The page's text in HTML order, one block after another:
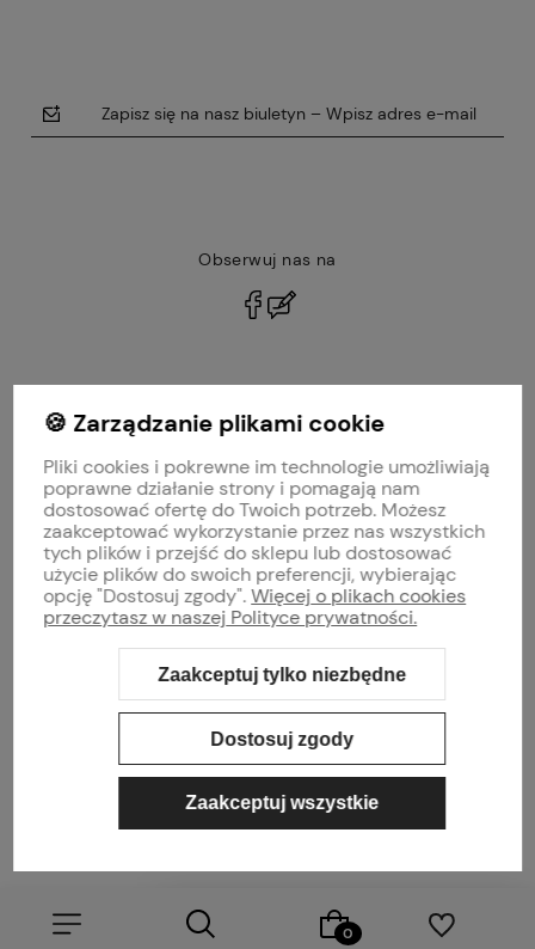
Zapisz się na nasz biuletyn – Wpisz adres e-mail
Obserwuj nas na
MOJE KONTO
PŁATNOŚCI I DOSTAWA
INFORMACJE
O NAS
Sklep internetowy Shoper Premium Szablon Shoper Modern 3.0™
GrowCommerce
🍪 Zarządzanie plikami cookie
Pliki cookies i pokrewne im technologie umożliwiają
poprawne działanie strony i pomagają nam
dostosować ofertę do Twoich potrzeb. Możesz
zaakceptować wykorzystanie przez nas wszystkich
tych plików i przejść do sklepu lub dostosować
użycie plików do swoich preferencji, wybierając
opcję "Dostosuj zgody".Więcej o plikach cookies
przeczytasz w naszej Polityce prywatności.
Zaakceptuj tylko niezbędne
Dostosuj zgody
Zaakceptuj wszystkie